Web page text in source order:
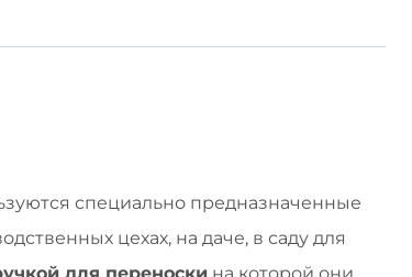
специально предназначенные
цехах, на даче, в саду для